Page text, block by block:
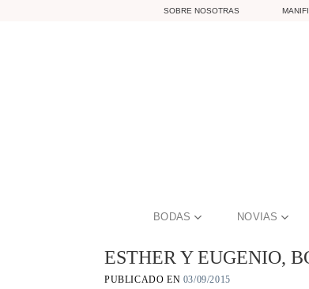
SOBRE NOSOTRAS
BODAS NOVIAS
ESTHER Y EUGENIO,
PUBLICADO EN 03/09/2015